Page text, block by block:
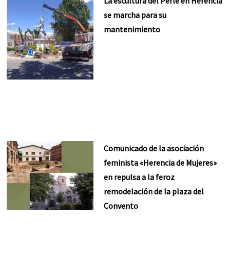
se marcha para su
mantenimiento
Comunicado de la asociación
feminista «Herencia de Mujeres»
en repulsa a la feroz
remodelación de la plaza del
Convento